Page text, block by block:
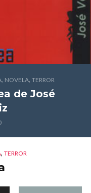
, NOVELA, TERROR
de José
, TERROR